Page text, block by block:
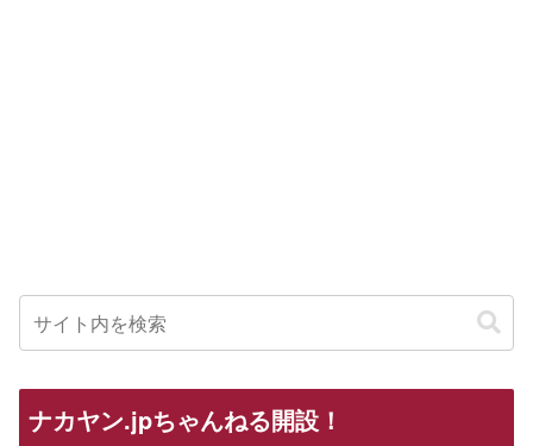
ナカヤン.jpちゃんねる開設！